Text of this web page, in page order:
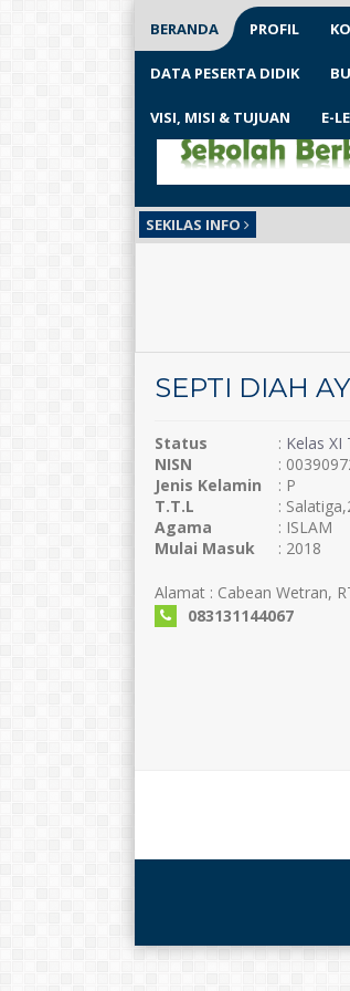
BERANDA PROFIL
DATA PESERTA DIDIK
VISI, MISI & TUJUAN E-
SEKILAS INFO
SEPTI DIAH
Status : Kelas XI
NISN
:
Jenis Kelamin
: P
T.T.L
:
Agama
: ISLAM
Mulai Masuk
: 2018
Alamat : Cabean Wetran,
083131144067